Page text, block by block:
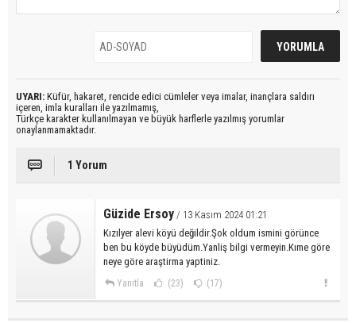
UYARI: Küfür, hakaret, rencide edici cümleler veya imalar, inançlara saldırı
içeren, imla kuralları ile yazılmamış,
Türkçe karakter kullanılmayan ve büyük harflerle yazılmış yorumlar
onaylanmamaktadır.
1 Yorum
Güzide Ersoy / 13 Kasım 2024 01:21
Kızılyer alevi köyü değildir.Şok oldum ismini görünce
ben bu köyde büyüdüm.Yanliş bilgi vermeyin.Kıme göre
neye göre araştirma yaptiniz.
Yanıtla (23) (17)